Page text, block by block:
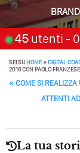
Quali Sono
Come
45 utenti -
SEI SUHOME»DIGITAL
2016 CON PAOLO FRANZESE
POST NAVIGATION
« COME SI REALIZZA
ATTENTI
La tua